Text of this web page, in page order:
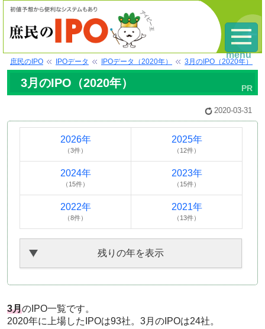
庶民のIPO IPOデータ IPOデータ（2020年） 3月のIPO（2020年）
3月のIPO（2020年）
2020-03-31
2026年
（3件）
2025年
（12件）
2024年
（15件）
2023年
（15件）
2022年
（8件）
2021年
（13件）
残りの年を表示
3月のIPO一覧です。
2020年に上場したIPOは93社。3月のIPOは24社。
menu